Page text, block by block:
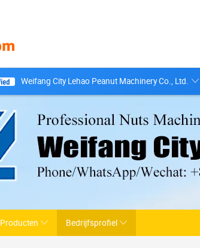
Weifang City Lehao Peanut Machinery Co., Ltd.
Producten Bedrijfsprofiel